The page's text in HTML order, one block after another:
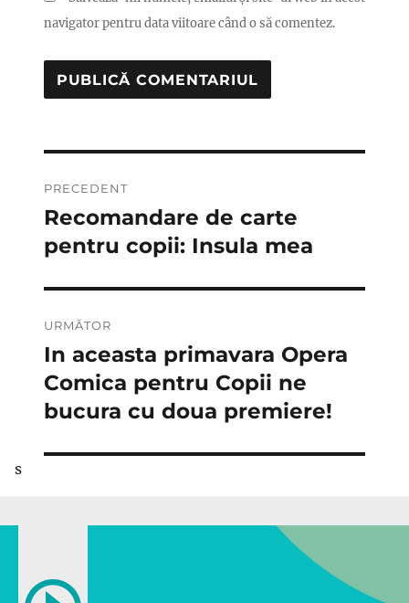
navigator pentru data viitoare când o să comentez.
în
articole
PRECEDENT
Articolul
anterior:
Recomandare de carte
pentru copii: Insula mea
URMĂTOR
Articolul
următor:
In aceasta primavara Opera
Comica pentru Copii ne
bucura cu doua premiere!
s